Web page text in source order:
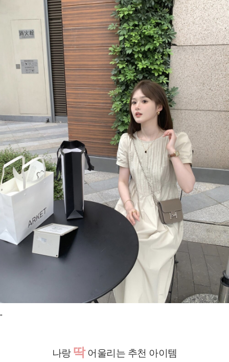
"
나랑 딱어울리는 추천 아이템